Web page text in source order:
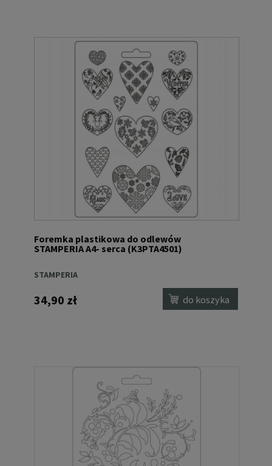
Foremka plastikowa do odlewów
STAMPERIA A4- serca (K3PTA4501)
STAMPERIA
34,90 zł do koszyka